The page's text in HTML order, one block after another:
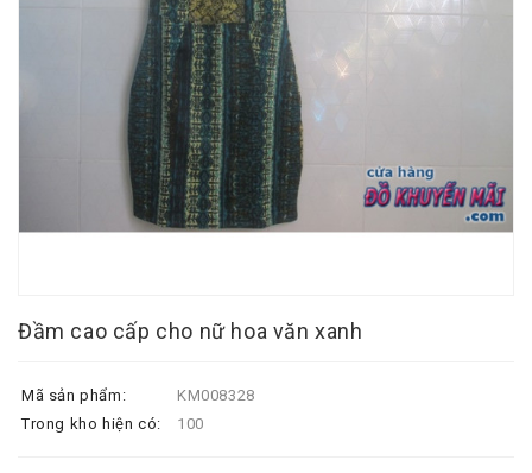
Đầm cao cấp cho nữ hoa văn xanh
Mã sản phẩm:
KM008328
Trong kho hiện có:
100